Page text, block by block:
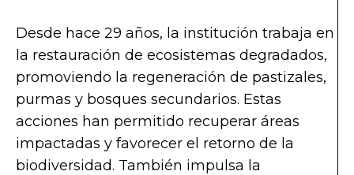
Desde hace 29 años, la institución trabaja en
la restauración de ecosistemas degradados,
promoviendo la regeneración de pastizales,
purmas y bosques secundarios. Estas
acciones han permitido recuperar áreas
impactadas y favorecer el retorno de la
biodiversidad. También impulsa la